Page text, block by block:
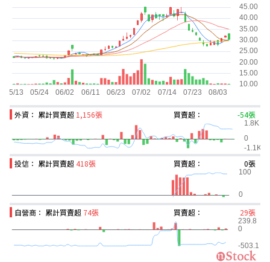
外資： 累計買賣超 1,156張 買賣超： -54張
投信： 累計買賣超 418張 買賣超： 0張
自營商： 累計買賣超 74張 買賣超： 29張